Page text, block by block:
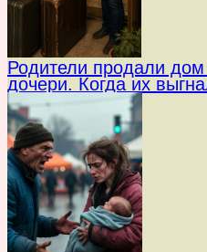
Родители продали
дочери. Когда их